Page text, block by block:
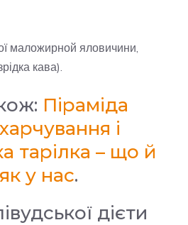
маложирной яловичини,
кава).
Піраміда
і
тарілка – що й
у нас.
дієти